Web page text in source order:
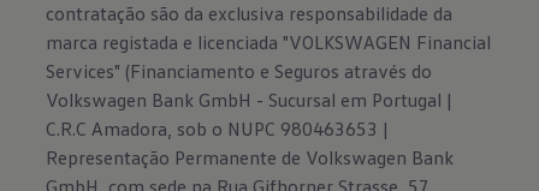
contratação são da exclusiva responsabilidade da
marca registada e licenciada "VOLKSWAGEN Financial
Services" (Financiamento e Seguros através do
Volkswagen Bank GmbH - Sucursal em Portugal |
C.R.C Amadora, sob o NUPC 980463653 |
Representação Permanente de Volkswagen Bank
GmbH, com sede na Rua Gifhorner Strasse, 57,